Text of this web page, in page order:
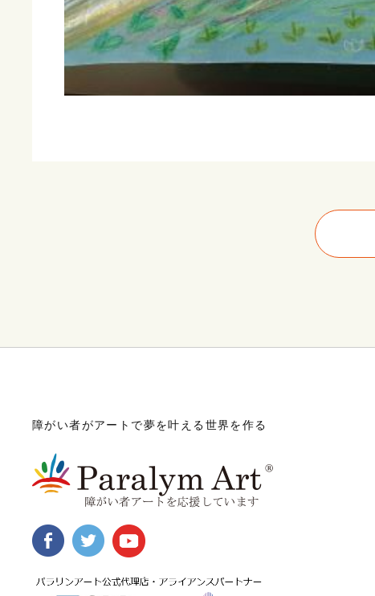
障がい者がアートで夢を叶える世界を作る